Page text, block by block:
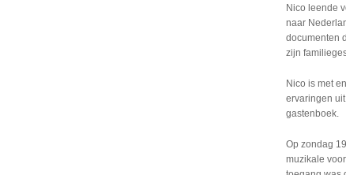
Nico leende
naar
documenten
zijn
Nico is met
ervaringen
gastenboek.
Op zondag
muzikale